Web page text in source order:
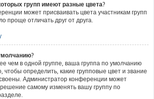
групп имеют разные цвета?
может присваивать цвета участникам групп
проще отличать друг от друга.
чем в одной группе, ваша группа по умолчанию
чтобы определить, какие групповые цвет и звание
Администратор конференции может
самому изменять вашу группу по